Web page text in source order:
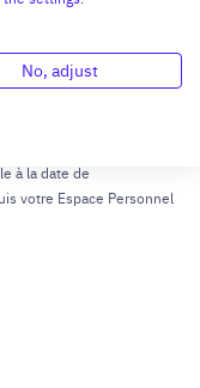
.
nous vous
session.
à la date de
votre Espace Personnel
No, adjust